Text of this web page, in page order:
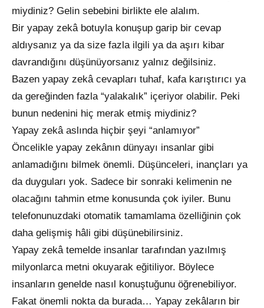
miydiniz? Gelin sebebini birlikte ele alalım.
Bir yapay zekâ botuyla konuşup garip bir cevap
aldıysanız ya da size fazla ilgili ya da aşırı kibar
davrandığını düşünüyorsanız yalnız değilsiniz.
Bazen yapay zekâ cevapları tuhaf, kafa karıştırıcı ya
da gereğinden fazla “yalakalık” içeriyor olabilir. Peki
bunun nedenini hiç merak etmiş miydiniz?
Yapay zekâ aslında hiçbir şeyi “anlamıyor”
Öncelikle yapay zekânın dünyayı insanlar gibi
anlamadığını bilmek önemli. Düşünceleri, inançları ya
da duyguları yok. Sadece bir sonraki kelimenin ne
olacağını tahmin etme konusunda çok iyiler. Bunu
telefonunuzdaki otomatik tamamlama özelliğinin çok
daha gelişmiş hâli gibi düşünebilirsiniz.
Yapay zekâ temelde insanlar tarafından yazılmış
milyonlarca metni okuyarak eğitiliyor. Böylece
insanların genelde nasıl konuştuğunu öğrenebiliyor.
Fakat önemli nokta da burada… Yapay zekâların bir